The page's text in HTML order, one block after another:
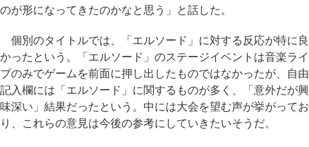
のが形になってきたのかなと思う」と話した。
個別のタイトルでは、「エルソード」に対する反応が特に良
かったという。「エルソード」のステージイベントは音楽ライ
ブのみでゲームを前面に押し出したものではなかったが、自由
記入欄には「エルソード」に関するものが多く、「意外だが興
味深い」結果だったという。中には大会を望む声が挙がってお
り、これらの意見は今後の参考にしていきたいそうだ。